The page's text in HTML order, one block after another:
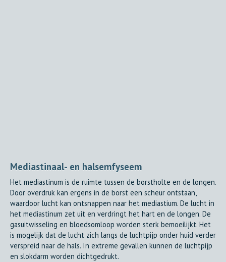
Mediastinaal- en halsemfyseem
Het mediastinum is de ruimte tussen de borstholte en de longen.
Door overdruk kan ergens in de borst een scheur ontstaan,
waardoor lucht kan ontsnappen naar het mediastium. De lucht in
het mediastinum zet uit en verdringt het hart en de longen. De
gasuitwisseling en bloedsomloop worden sterk bemoeilijkt. Het
is mogelijk dat de lucht zich langs de luchtpijp onder huid verder
verspreid naar de hals. In extreme gevallen kunnen de luchtpijp
en slokdarm worden dichtgedrukt.